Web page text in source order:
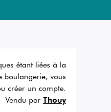
étant liées à la
boulangerie, vous
créer un compte.
Vendu par Thouy